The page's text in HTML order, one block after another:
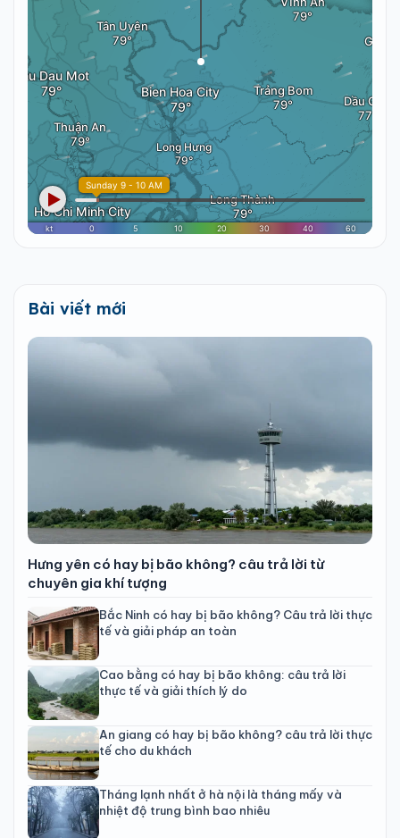
Bài viết mới
Hưng yên có hay bị bão không? câu trả lời từ
chuyên gia khí tượng
Bắc Ninh có hay bị bão không? Câu trả lời thực
tế và giải pháp an toàn
Cao bằng có hay bị bão không: câu trả lời
thực tế và giải thích lý do
An giang có hay bị bão không? câu trả lời thực
tế cho du khách
Tháng lạnh nhất ở hà nội là tháng mấy và
nhiệt độ trung bình bao nhiêu